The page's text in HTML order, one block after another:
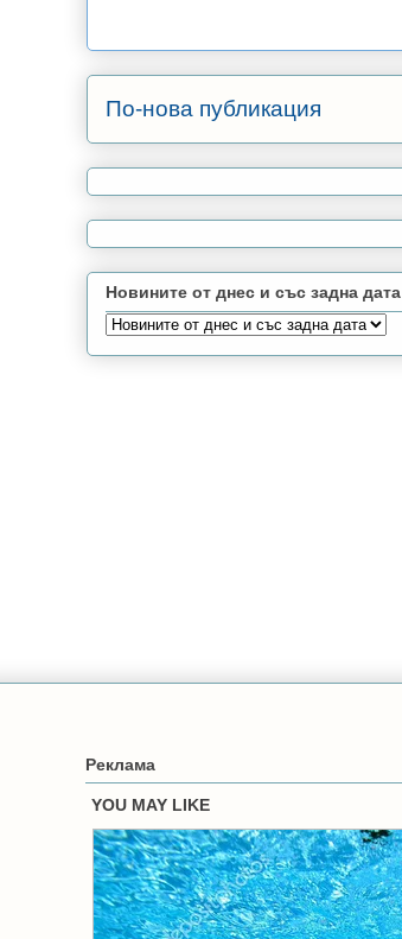
По-нова публикация
Новините от днес и със задна дата
Реклама